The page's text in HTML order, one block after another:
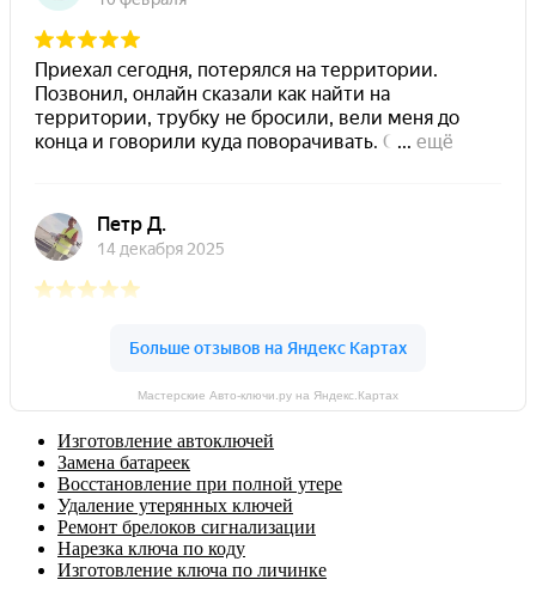
Мастерские Авто-ключи.ру на Яндекс.Картах
Изготовление автоключей
Замена батареек
Восстановление при полной утере
Удаление утерянных ключей
Ремонт брелоков сигнализации
Нарезка ключа по коду
Изготовление ключа по личинке